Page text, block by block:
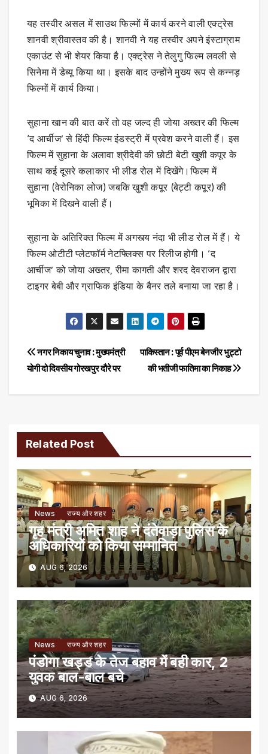
यह तस्वीर असल में साउथ फिल्मों में कार्य करने वाली एक्ट्रेस
शानवी श्रीवास्तव की है। शानवी ने यह तस्वीर अपने इंस्टाग्राम
एकाउंट से भी शेयर किया है। एक्ट्रेस ने तेलुगु फिल्म लवली से
सिनेमा में डेब्यू किया था। इसके बाद उन्होंने मुख्य रूप से कन्नड़
फिल्मों में कार्य किया।
सुहाना खान की बात करें तो वह जल्द ही जोया अख्तर की फिल्म
‘द आर्चीज’ से हिंदी फिल्म इंडस्ट्री में प्रवेश करने वाली हैं। इस
फिल्म में सुहाना के अलावा श्रीदेवी की छोटी बेटी खुशी कपूर के
साथ कई दूसरे कलाकार भी लीड रोल में दिखेंगे।फिल्म में
सुहाना (वेरोनिका लोज) जबकि खुशी कपूर (बेट्टी कपूर) की
भूमिका में दिखने वाली हैं।
सुहाना के अतिरिक्त फिल्म में अगस्त्य नंदा भी लीड रोल में हैं। ये
फिल्म ओटीटी प्लेटफॉर्म नेटफ्लिक्स पर रिलीज होगी। ‘द
आर्चीज’ को जोया अख्तर, रीमा कागती और शरद देवराजन द्वारा
टाइगर बेबी और ग्राफिक इंडिया के बैनर तले बनाया जा रहा है।
Post
navigation
पाकिस्तान : पूर्व पीएम बेनजीर भुट्टो
की भतीजी फातिमा का निकाह
नगर निकाय चुनाव : मुख्यमंत्री
योगी दो दिवसीय गोरखपुर दौरे पर
Related Post
News राज्य और शहर
गृह मंत्री अमित शाह ने दंतेवाड़ा पुलिस के
अधिकारियों को किया सम्मानित
AUG 6, 2026
News राज्य और शहर
पंडोगा खड्ड के तेज बहाव में बही कार, 2
युवक बाल-बाल बचे
AUG 6, 2026